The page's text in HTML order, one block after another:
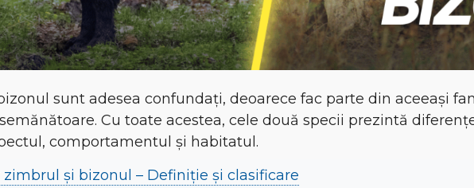
sunt adesea confundați, deoarece fac parte din aceeași
Cu toate acestea, cele două specii prezintă
comportamentul și habitatul.
zimbrul și bizonul – Definiție și clasificare